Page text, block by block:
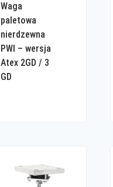
Waga
paletowa
nierdzewna
PWI – wersja
Atex 2GD / 3
GD